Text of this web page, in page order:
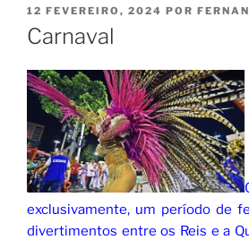
PUBLICADO
EM
12 FEVEREIRO, 2024 POR
Carnaval
exclusivamente, um período de
divertimentos entre os Reis e a